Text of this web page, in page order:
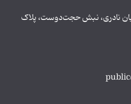
نادری، نبش حجت‌دوست، پلاک